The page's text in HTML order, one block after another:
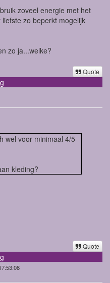
zoveel energie met het
zo beperkt mogelijk
zo ja...welke?
Quote
wel voor minimaal 4/5
kleding?
Quote